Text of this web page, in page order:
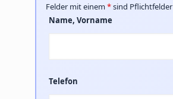
Felder mit einem*sind Pflichtfelder
Name, Vorname
Telefon